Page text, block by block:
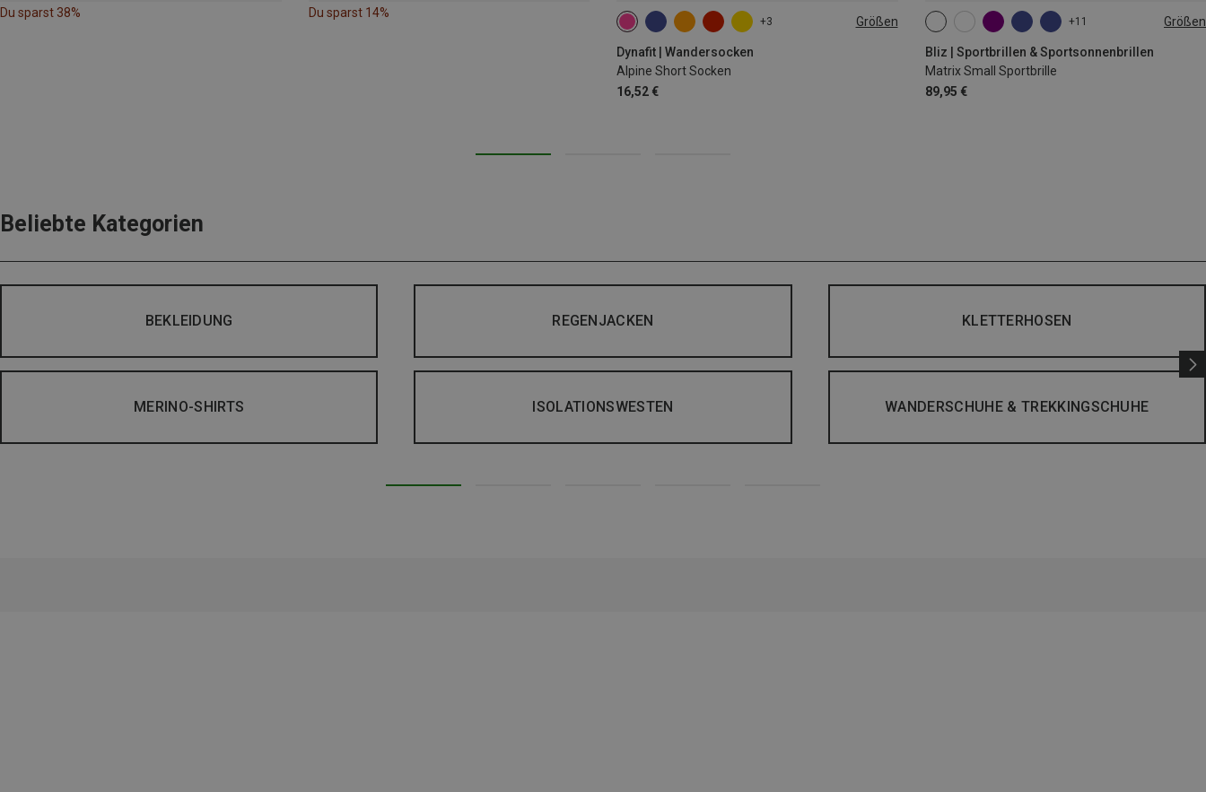
Du sparst 38% Du sparst 14%
+3 Größen
Dynafit | Wandersocken
Alpine Short Socken
16,52 €
35|36|37|38 39|40|41|42
+11 Größen
Bliz | Sportbrillen & Sportsonnenbrillen
Matrix Small Sportbrille
89,95 €
ONE SIZE
Beliebte Kategorien
BEKLEIDUNG REGENJACKEN KLETTERHOSEN
MERINO-SHIRTS ISOLATIONSWESTEN WANDERSCHUHE & TREKKINGSCHUHE